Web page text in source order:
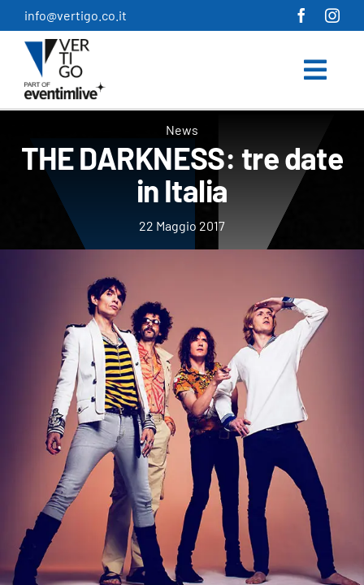
Salta
al
contenuto
info@vertigo.co.it
News
THE DARKNESS: tre date
in Italia
22 Maggio 2017